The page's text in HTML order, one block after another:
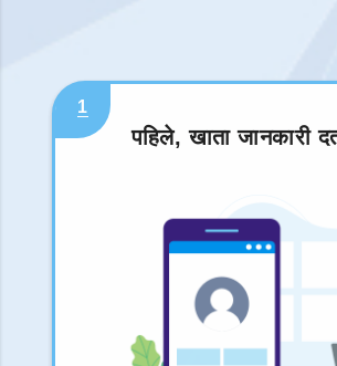
1
पहिले, खाता जानकारी